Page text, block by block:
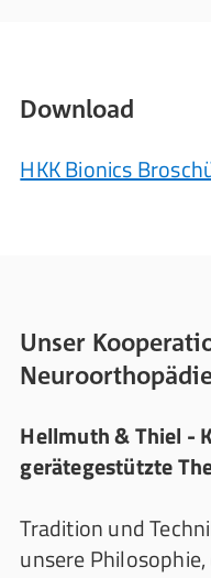
Download
HKK Bionics
Unser
Hellmuth & Thiel -
gerätegestützte
Tradition und
unsere